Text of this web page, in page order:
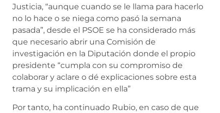
Justicia, “aunque cuando se le llama para hacerlo
no lo hace o se niega como pasó la semana
pasada”, desde el PSOE se ha considerado más
que necesario abrir una Comisión de
investigación en la Diputación donde el propio
presidente “cumpla con su compromiso de
colaborar y aclare o dé explicaciones sobre esta
trama y su implicación en ella”
Por tanto, ha continuado Rubio, en caso de que